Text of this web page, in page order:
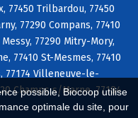
possible, Biocoop utilise
optimale du site, pour
77450 Trilbardou, 77450
77290 Compans, 77410
77290 Mitry-Mory,
77410 St-Mesmes, 77410
77174 Villeneuve-le-
Champs s/Marne, 77184